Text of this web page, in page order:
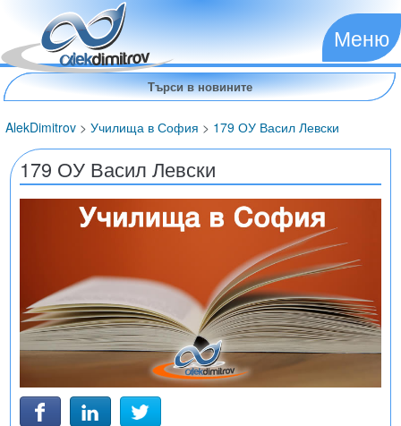
Меню
AlekDimitrov > Училища в София > 179 ОУ Васил Левски
179 ОУ Васил Левски